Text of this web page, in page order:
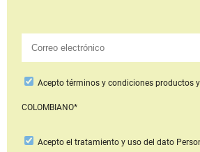
Aceptotérminos y condiciones productos
COLOMBIANO*
Acepto el tratamiento y uso del dato